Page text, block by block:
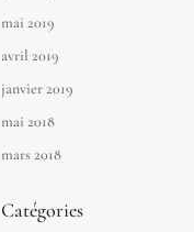
mai 2019
avril 2019
janvier 2019
mai 2018
mars 2018
Catégories